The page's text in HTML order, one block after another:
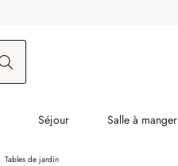
Séjour Salle à manger
Tables de jardin